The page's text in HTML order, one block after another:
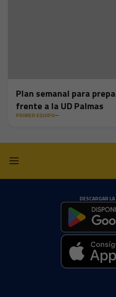
Plan semanal para
frente a la UD Palmas
PRIMER EQUIPO
DESCARGAR